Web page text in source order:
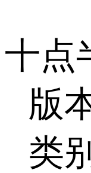
十点
版
类